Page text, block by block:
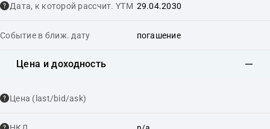
Дата, к которой рассчит. YTM 29.04.2030
Событие в ближ. дату погашение
Цена и доходность
Цена (last/bid/ask)